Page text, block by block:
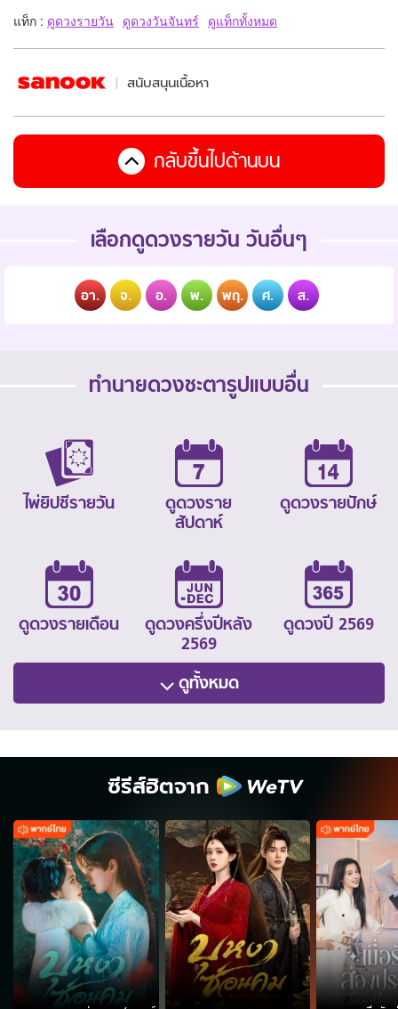
แท็ก : ดูดวงรายวัน ดูดวงวันจันทร์ ดูแท็กทั้งหมด
สนับสนุนเนื้อหา
กลับขึ้นไปด้านบน
เลือกดูดวงรายวัน วันอื่นๆ
อา. จ. อ. พ. พฤ. ศ. ส.
ทำนายดวงชะตารูปแบบอื่น
ไพ่ยิปซีรายวัน
ดูดวงราย
สัปดาห์
ดูดวงรายปักษ์
ดูดวงรายเดือน
ดูดวงครึ่งปีหลัง
2569
ดูดวงปี 2569
ดูทั้งหมด
ซีรีส์ฮิตจาก